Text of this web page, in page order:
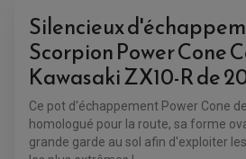
BAGAGERIE
BAGAGERIE SOUPLE
ACCESSOIRE GPS, SMARTPHONE
PONTETS / REHAUSSES DE GUIDON
REPOSE PIED QUAD
BAGAGERIE / TREUIL /
COFFRE / TOP CASE QUAD
TREUIL ET ATTELAGE QUAD-SSV
ÉCHAPPEMENT QUAD
ÉQUIPEMENT ÉLECTRIQUE
ACCESSOIRES ÉLECTRIQUE ENDURO
PLAQUE PHARE
COMPTEUR D'HEURE
DÉMARREUR
CONDENSATEUR
Silencieux
Scorpion Power Cone
Kawasaki ZX10-R de
Ce pot d'échappement Power Cone
homologué pour la route, sa forme
grande garde au sol afin d'exploiter